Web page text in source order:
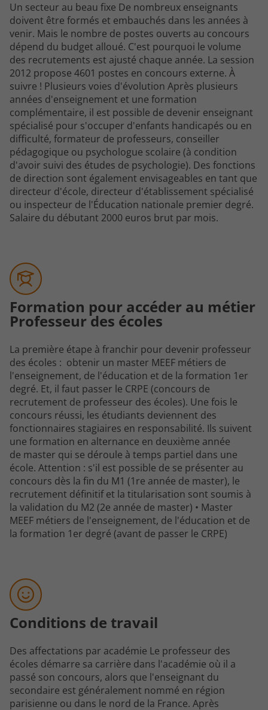
Un secteur au beau fixe De nombreux enseignants
doivent être formés et embauchés dans les années à
venir. Mais le nombre de postes ouverts au concours
dépend du budget alloué. C'est pourquoi le volume
des recrutements est ajusté chaque année. La session
2012 propose 4601 postes en concours externe. À
suivre ! Plusieurs voies d'évolution Après plusieurs
années d'enseignement et une formation
complémentaire, il est possible de devenir enseignant
spécialisé pour s'occuper d'enfants handicapés ou en
difficulté, formateur de professeurs, conseiller
pédagogique ou psychologue scolaire (à condition
d'avoir suivi des études de psychologie). Des fonctions
de direction sont également envisageables en tant que
directeur d'école, directeur d'établissement spécialisé
ou inspecteur de l'Éducation nationale premier degré.
Salaire du débutant 2000 euros brut par mois.
Formation pour accéder au métier
Professeur des écoles
La première étape à franchir pour devenir professeur
des écoles : obtenir un master MEEF métiers de
l'enseignement, de l'éducation et de la formation 1er
degré. Et, il faut passer le CRPE (concours de
recrutement de professeur des écoles). Une fois le
concours réussi, les étudiants deviennent des
fonctionnaires stagiaires en responsabilité. Ils suivent
une formation en alternance en deuxième année
de master qui se déroule à temps partiel dans une
école. Attention : s'il est possible de se présenter au
concours dès la fin du M1 (1re année de master), le
recrutement définitif et la titularisation sont soumis à
la validation du M2 (2e année de master) • Master
MEEF métiers de l'enseignement, de l'éducation et de
la formation 1er degré (avant de passer le CRPE)
Conditions de travail
Des affectations par académie Le professeur des
écoles démarre sa carrière dans l'académie où il a
passé son concours, alors que l'enseignant du
secondaire est généralement nommé en région
parisienne ou dans le nord de la France. Après